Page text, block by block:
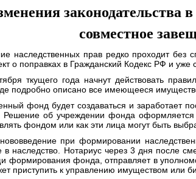
законодательства
совместное
наследственных прав редко проходит без
о поправках в Гражданский Кодекс РФ и уже
ткущего года начнут действовать
подробно описано все имеющееся
фонд будет создаваться и заработает
Решение об учреждении фонда
фондом или как эти лица могут быть
при формировании
в наследство. Нотариус через 3 дня после
формирования фонда, отправляет в
приступить к управлению имуществом или